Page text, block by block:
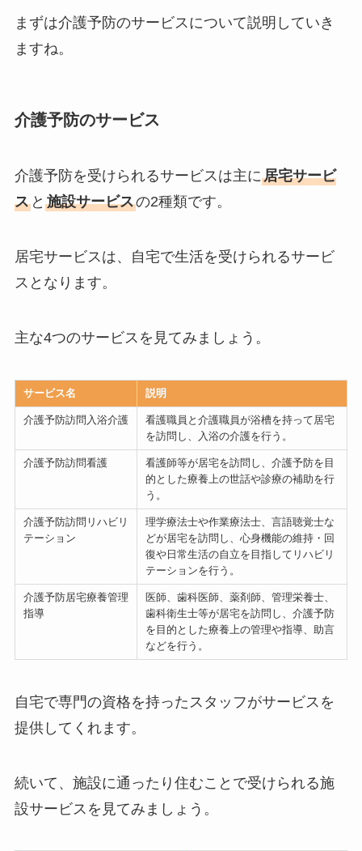
まずは介護予防のサービスについて説明していき
ますね。
介護予防のサービス
介護予防を受けられるサービスは主に居宅サービ
スと 施設サービスの2種類です。
居宅サービスは、自宅で生活を受けられるサービ
スとなります。
主な4つのサービスを見てみましょう。
サービス名 説明
介護予防訪問入浴介護
看護職員と介護職員が浴槽を持って居宅
を訪問し、入浴の介護を行う。
介護予防訪問看護
看護師等が居宅を訪問し、介護予防を目
的とした療養上の世話や診療の補助を行
う。
介護予防訪問リハビリ
テーション
理学療法士や作業療法士、言語聴覚士な
どが居宅を訪問し、心身機能の維持・回
復や日常生活の自立を目指してリハビリ
テーションを行う。
介護予防居宅療養管理
指導
医師、歯科医師、薬剤師、管理栄養士、
歯科衛生士等が居宅を訪問し、介護予防
を目的とした療養上の管理や指導、助言
などを行う。
自宅で専門の資格を持ったスタッフがサービスを
提供してくれます。
続いて、施設に通ったり住むことで受けられる施
設サービスを見てみましょう。